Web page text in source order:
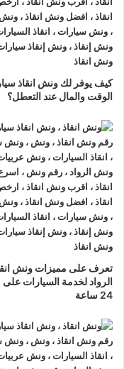
01063144040
–
اقرب ونش انقاذفي غضون 15 دقائق بحد
تليفون ونش
ونش انقاذ الاميريةنحن
بالقرب منك ,ونش انقاذ
عاما ومتخصصون في أنقاذ
ولدينا اسطول
سيارات
الجمهورية لإنقاذ و رفع
تتميز خدمة
لإنقاذ و رفع
نتعهد بوصولونش
10 دقائق بحد اقصي.
يمكنك الاتصال
بريد إلكتروني
إلى
انقاذ اليك في أي
كيف يوفر لك ونش انقاذ
الوقت والمال عند التعطل؟
تعرف على مميزات ونش
الرواد لخدمة السيارات على
24 ساعة